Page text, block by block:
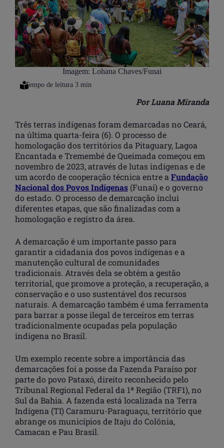
Imagem: Lohana Chaves/Funai
Por Luana Miranda
Três terras indígenas foram demarcadas no Ceará,
na última quarta-feira (6). O processo de
homologação dos territórios da Pitaguary, Lagoa
Encantada e Tremembé de Queimada começou em
novembro de 2023, através de lutas indígenas e de
um acordo de cooperação técnica entre a Fundação
Nacional dos Povos Indígenas (Funai) e o governo
do estado. O processo de demarcação inclui
diferentes etapas, que são finalizadas com a
homologação e registro da área.
A demarcação é um importante passo para
garantir a cidadania dos povos indígenas e a
manutenção cultural de comunidades
tradicionais. Através dela se obtém a gestão
territorial, que promove a proteção, a recuperação, a
conservação e o uso sustentável dos recursos
naturais. A demarcação também é uma ferramenta
para barrar a posse ilegal de terceiros em terras
tradicionalmente ocupadas pela população
indígena no Brasil.
Um exemplo recente sobre a importância das
demarcações foi a posse da Fazenda Paraíso por
parte do povo Pataxó, direito reconhecido pelo
Tribunal Regional Federal da 1ª Região (TRF1), no
Sul da Bahia. A fazenda está localizada na Terra
Indígena (TI) Caramuru-Paraguaçu, território que
abrange os municípios de Itaju do Colônia,
Camacan e Pau Brasil.